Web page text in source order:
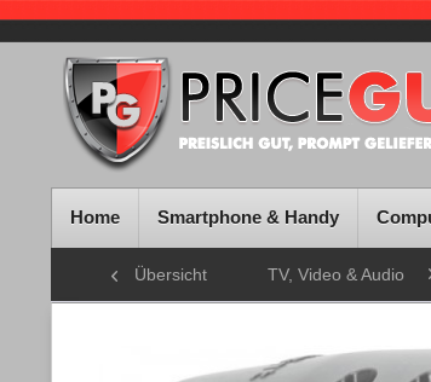
Home Smartphone & Handy
Übersicht TV, Video & Audio